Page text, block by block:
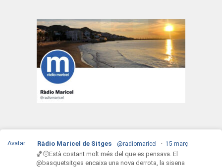
Avatar Ràdio Maricel de Sitges @radiomaricel · 15 març
🏀😔Està costant molt més del que es pensava. El
@basquetsitges encaixa una nova derrota, la sisena